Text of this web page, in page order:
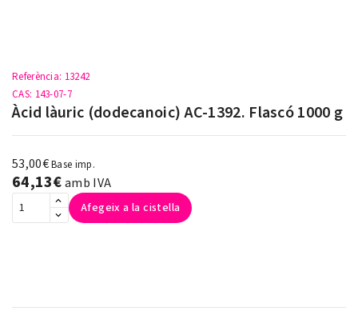
Referència: 13242
CAS: 143-07-7
Àcid làuric (dodecanoic) AC-1392. Flascó 1000 g
53,00€Base imp.
64,13€amb IVA
Afegeix a la cistella